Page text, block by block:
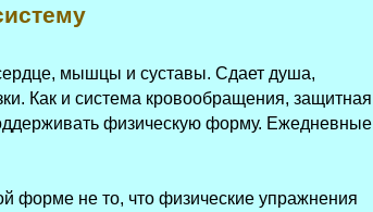
мышцы и суставы. Сдает душа,
Как и система кровообращения, защитная
физическую форму. Ежедневные
форме не то, что физические упражнения